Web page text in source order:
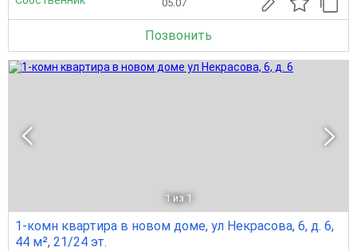
05.07
Позвонить
1 из 1
1-комн квартира в новом доме, ул Некрасова, 6, д. 6,
44 м², 21/24 эт.